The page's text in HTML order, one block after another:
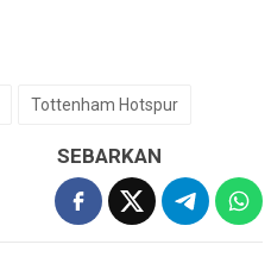
Tottenham Hotspur
SEBARKAN